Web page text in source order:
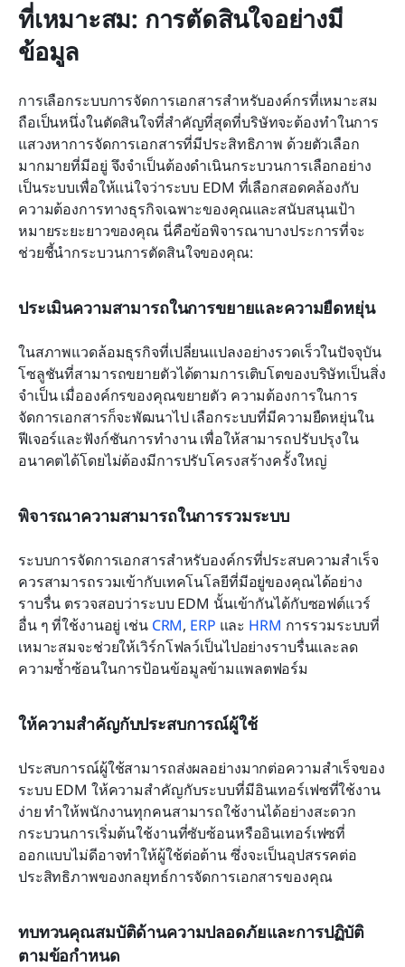
ที่เหมาะสม: การตัดสินใจอย่างมี
ข้อมูล
การเลือกระบบการจัดการเอกสารสำหรับองค์กรที่เหมาะสม
ถือเป็นหนึ่งในตัดสินใจที่สำคัญที่สุดที่บริษัทจะต้องทำในการ
แสวงหาการจัดการเอกสารที่มีประสิทธิภาพ ด้วยตัวเลือก
มากมายที่มีอยู่ จึงจำเป็นต้องดำเนินกระบวนการเลือกอย่าง
เป็นระบบเพื่อให้แน่ใจว่าระบบ EDM ที่เลือกสอดคล้องกับ
ความต้องการทางธุรกิจเฉพาะของคุณและสนับสนุนเป้า
หมายระยะยาวของคุณ นี่คือข้อพิจารณาบางประการที่จะ
ช่วยชี้นำกระบวนการตัดสินใจของคุณ:
ประเมินความสามารถในการขยายและความยืดหยุ่น
ในสภาพแวดล้อมธุรกิจที่เปลี่ยนแปลงอย่างรวดเร็วในปัจจุบัน
โซลูชันที่สามารถขยายตัวได้ตามการเติบโตของบริษัทเป็นสิ่ง
จำเป็น เมื่อองค์กรของคุณขยายตัว ความต้องการในการ
จัดการเอกสารก็จะพัฒนาไป เลือกระบบที่มีความยืดหยุ่นใน
ฟีเจอร์และฟังก์ชันการทำงาน เพื่อให้สามารถปรับปรุงใน
อนาคตได้โดยไม่ต้องมีการปรับโครงสร้างครั้งใหญ่
พิจารณาความสามารถในการรวมระบบ
ระบบการจัดการเอกสารสำหรับองค์กรที่ประสบความสำเร็จ
ควรสามารถรวมเข้ากับเทคโนโลยีที่มีอยู่ของคุณได้อย่าง
ราบรื่น ตรวจสอบว่าระบบ EDM นั้นเข้ากันได้กับซอฟต์แวร์
อื่น ๆ ที่ใช้งานอยู่ เช่น CRM, ERP และ HRM การรวมระบบที่
เหมาะสมจะช่วยให้เวิร์กโฟลว์เป็นไปอย่างราบรื่นและลด
ความซ้ำซ้อนในการป้อนข้อมูลข้ามแพลตฟอร์ม
ให้ความสำคัญกับประสบการณ์ผู้ใช้
ประสบการณ์ผู้ใช้สามารถส่งผลอย่างมากต่อความสำเร็จของ
ระบบ EDM ให้ความสำคัญกับระบบที่มีอินเทอร์เฟซที่ใช้งาน
ง่าย ทำให้พนักงานทุกคนสามารถใช้งานได้อย่างสะดวก
กระบวนการเริ่มต้นใช้งานที่ซับซ้อนหรืออินเทอร์เฟซที่
ออกแบบไม่ดีอาจทำให้ผู้ใช้ต่อต้าน ซึ่งจะเป็นอุปสรรคต่อ
ประสิทธิภาพของกลยุทธ์การจัดการเอกสารของคุณ
ทบทวนคุณสมบัติด้านความปลอดภัยและการปฏิบัติ
ตามข้อกำหนด